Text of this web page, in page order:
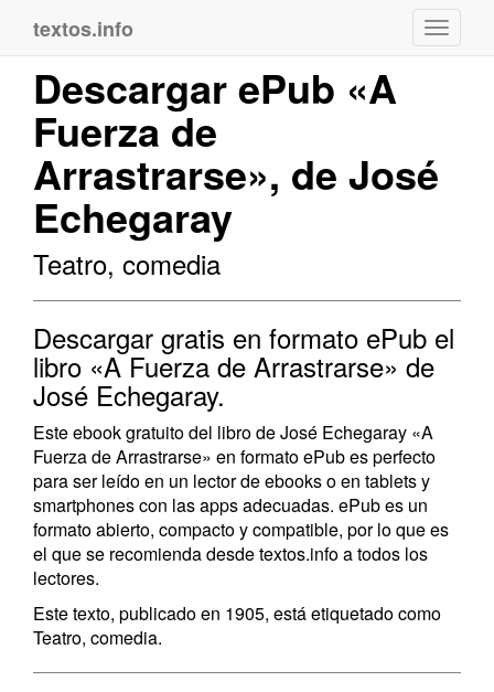
textos.info
Descargar ePub «A
Fuerza de
Arrastrarse», de José
Echegaray
Teatro, comedia
Descargar gratis en formato ePub el
libro «A Fuerza de Arrastrarse» de
José Echegaray.
Este ebook gratuito del libro de José Echegaray «A
Fuerza de Arrastrarse» en formato ePub es perfecto
para ser leído en un lector de ebooks o en tablets y
smartphones con las apps adecuadas. ePub es un
formato abierto, compacto y compatible, por lo que es
el que se recomienda desde textos.info a todos los
lectores.
Este texto, publicado en 1905, está etiquetado como
Teatro, comedia.